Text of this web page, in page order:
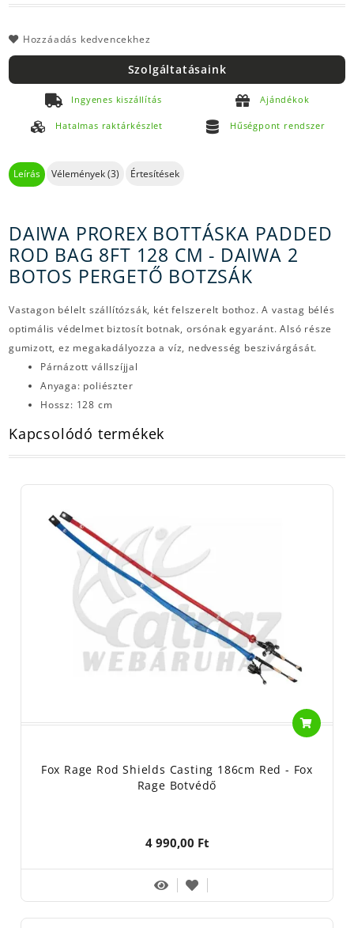
Hozzáadás kedvencekhez
Szolgáltatásaink
Ingyenes kiszállítás Ajándékok
Hatalmas raktárkészlet Hűségpont rendszer
Leírás Vélemények (3) Értesítések
DAIWA PROREX BOTTÁSKA PADDED
ROD BAG 8FT 128 CM - DAIWA 2
BOTOS PERGETŐ BOTZSÁK
Vastagon bélelt szállítózsák, két felszerelt bothoz. A vastag bélés
optimális védelmet biztosít botnak, orsónak egyaránt. Alsó része
gumizott, ez megakadályozza a víz, nedvesség beszivárgását.
Párnázott vállszíjjal
Anyaga: poliészter
Hossz: 128 cm
Kapcsolódó termékek
Fox Rage Rod Shields Casting 186cm Red - Fox
Rage Botvédő
4 990,00 Ft